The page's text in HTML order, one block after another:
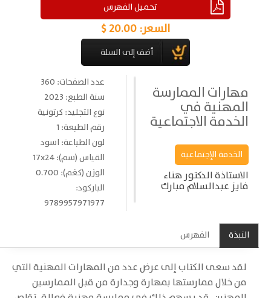
تحميل الفهرس
السعر: 20.00 $
مهارات الممارسة
المهنية في
الخدمة الاجتماعية
الخدمة الإجتماعية
الاستاذة الدكتور هناء
فايز عبدالسلام مبارك
عدد الصفحات: 360
سنة الطبع: 2023
نوع التجليد: كرتونية
رقم الطبعة: 1
لون الطباعة: اسود
القياس (سم): 17x24
الوزن (كغم): 0.700
الباركود:
9789957971977
النبذة الفهرس
لقد سعى الكتاب إلى عرض عدد من المهارات المهنية التي
من خلال ممارستها بمهارة وجدارة من قبل الممارسين